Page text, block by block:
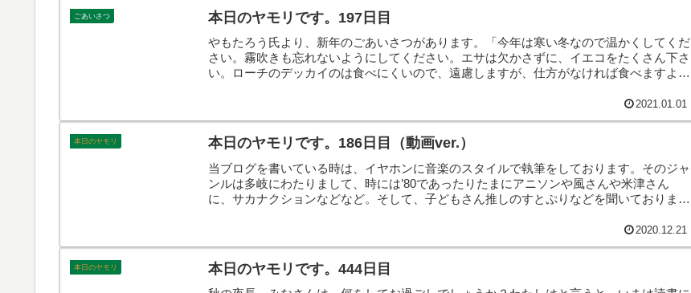
ごあいさつ 本日のヤモリです。197日目
やもたろう氏より、新年のごあいさつがあります。「今年は寒い冬なので温かくしてくだ
さい。霧吹きも忘れないようにしてください。エサは欠かさずに、イエコをたくさん下さ
い。ローチのデッカイのは食べにくいので、遠慮しますが、仕方がなければ食べますよ」
2021.01.01
本日のヤモリ 本日のヤモリです。186日目（動画ver.）
当ブログを書いている時は、イヤホンに音楽のスタイルで執筆をしております。そのジャ
ンルは多岐にわたりまして、時には’80であったりたまにアニソンや風さんや米津さん
に、サカナクションなどなど。そして、子どもさん推しのすとぷりなどを聞いておりま
2020.12.21
本日のヤモリ 本日のヤモリです。444日目